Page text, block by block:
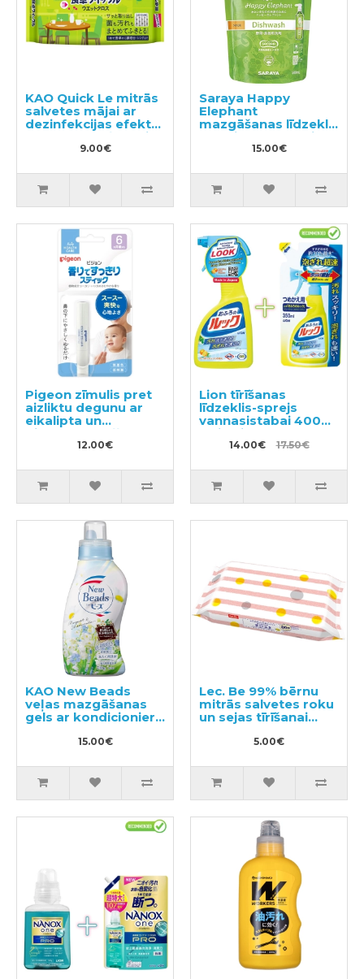
KAO Quick Le mitrās
salvetes mājai ar
dezinfekcijas efektu,
ar smalku zaļās tējas
aromātu 20gab
9.00€
Saraya Happy
Elephant
mazgāšanas līdzeklis
traukiem, dārzeņiem
un augļiem, pildviela
15.00€
Pigeon zīmulis pret
aizliktu degunu ar
eikalipta un
piparmētru eļļu no 6
mēnešiem12.00€
Lion tīrīšanas
līdzeklis-sprejs
vannasistabai 400ml
+ pildviela 350ml
14.00€ 17.50€
KAO New Beads
veļas mazgāšanas
gels ar kondicionieri
15.00€
Lec. Be 99% bērnu
mitrās salvetes roku
un sejas tīrīšanai
5.00€